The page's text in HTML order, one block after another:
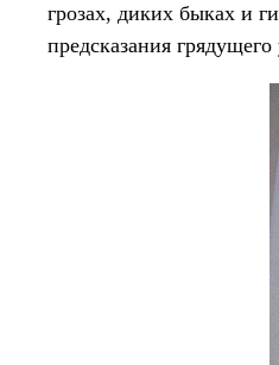
грозах, диких быках и
предсказания грядущего